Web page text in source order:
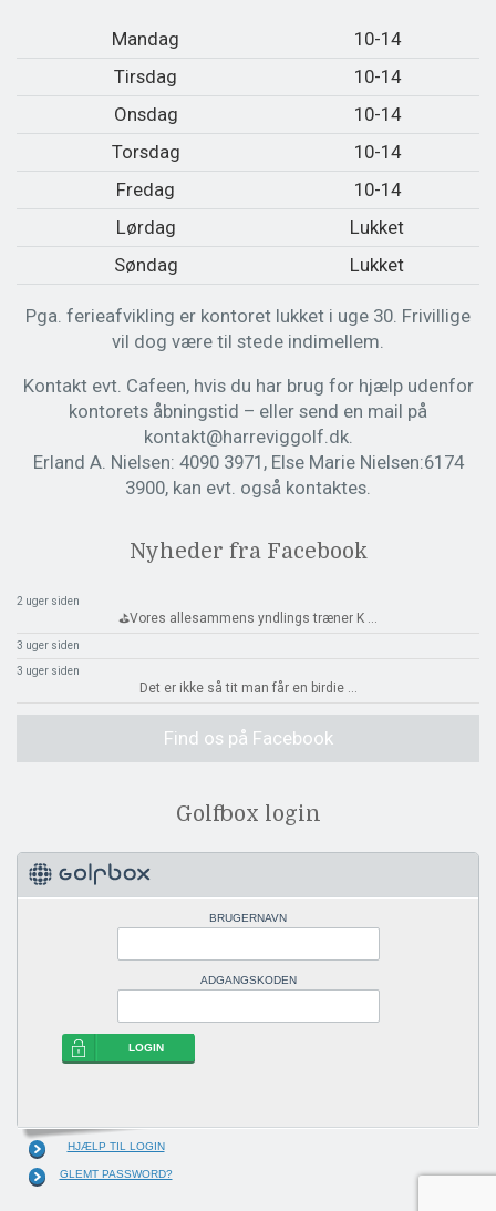
Mandag
10-14
Tirsdag
10-14
Onsdag
10-14
Torsdag
10-14
Fredag
10-14
Lørdag
Lukket
Søndag
Lukket
Pga. ferieafvikling er kontoret lukket i uge 30. Frivillige
vil dog være til stede indimellem.
Kontakt evt. Cafeen, hvis du har brug for hjælp udenfor
kontorets åbningstid – eller send en mail på
kontakt@harreviggolf.dk.
Erland A. Nielsen: 4090 3971, Else Marie Nielsen:6174
3900, kan evt. også kontaktes.
Nyheder fra Facebook
2 uger siden
⛳️Vores allesammens yndlings træner K ...
3 uger siden
3 uger siden
Det er ikke så tit man får en birdie ...
Find os på Facebook
Golfbox login
BRUGERNAVN
ADGANGSKODEN
LOGIN
HJÆLP TIL LOGIN
GLEMT PASSWORD?